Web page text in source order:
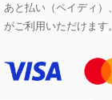
Maison de
MK MICHEL
セットアップ
ステンカラー
ライダースジ
ヘアアクセサ
ハンカチ・バ
ブローチ・コ
ボストンバッグ
バックパック
スニーカー
フラットシュ
ローズ
カサブランカ
あと払い（ペイディ
がご利用いただけます。